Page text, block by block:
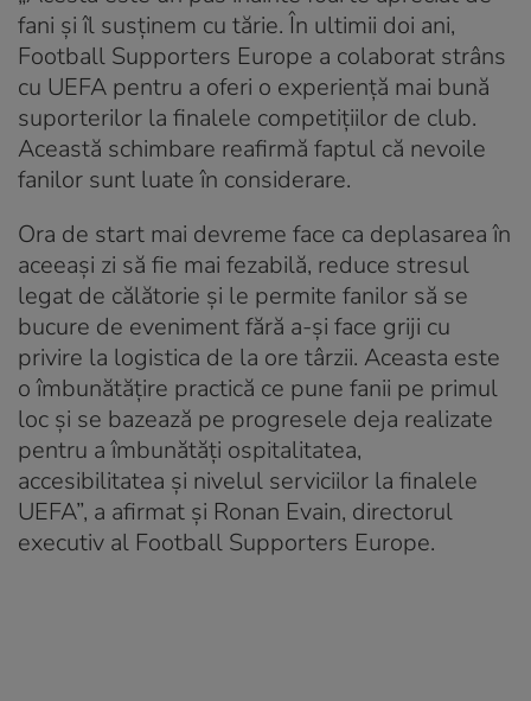
fani și îl susținem cu tărie. În ultimii doi ani,
Football Supporters Europe a colaborat strâns
cu UEFA pentru a oferi o experiență mai bună
suporterilor la finalele competițiilor de club.
Această schimbare reafirmă faptul că nevoile
fanilor sunt luate în considerare.
Ora de start mai devreme face ca deplasarea în
aceeași zi să fie mai fezabilă, reduce stresul
legat de călătorie și le permite fanilor să se
bucure de eveniment fără a-și face griji cu
privire la logistica de la ore târzii. Aceasta este
o îmbunătățire practică ce pune fanii pe primul
loc și se bazează pe progresele deja realizate
pentru a îmbunătăți ospitalitatea,
accesibilitatea și nivelul serviciilor la finalele
UEFA”, a afirmat și Ronan Evain, directorul
executiv al Football Supporters Europe.